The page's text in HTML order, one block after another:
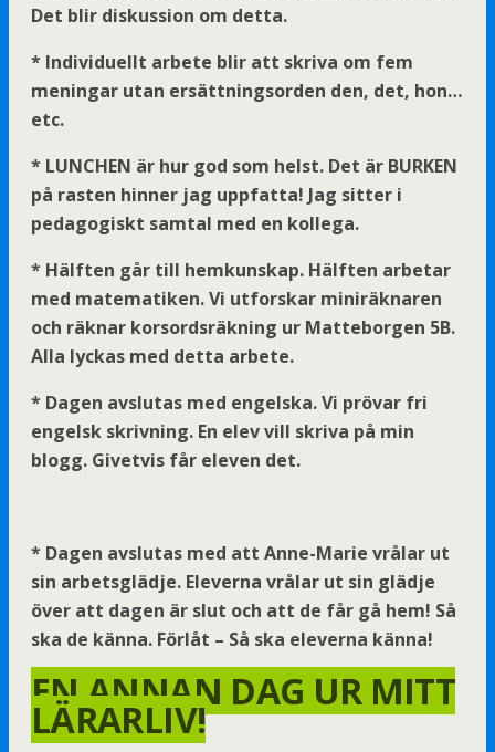
Det blir diskussion om detta.
* Individuellt arbete blir att skriva om fem
meningar utan ersättningsorden den, det, hon…
etc.
* LUNCHEN är hur god som helst. Det är BURKEN
på rasten hinner jag uppfatta! Jag sitter i
pedagogiskt samtal med en kollega.
* Hälften går till hemkunskap. Hälften arbetar
med matematiken. Vi utforskar miniräknaren
och räknar korsordsräkning ur Matteborgen 5B.
Alla lyckas med detta arbete.
* Dagen avslutas med engelska. Vi prövar fri
engelsk skrivning. En elev vill skriva på min
blogg. Givetvis får eleven det.
* Dagen avslutas med att Anne-Marie vrålar ut
sin arbetsglädje. Eleverna vrålar ut sin glädje
över att dagen är slut och att de får gå hem! Så
ska de känna. Förlåt – Så ska eleverna känna!
EN ANNAN DAG UR MITT
LÄRARLIV!